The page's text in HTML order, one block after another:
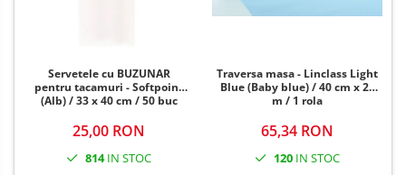
Servetele cu BUZUNAR
pentru tacamuri - Softpoint
(Alb) / 33 x 40 cm / 50 buc
25,00 RON
814IN STOC
Traversa masa - Linclass Light
Blue (Baby blue) / 40 cm x 24
m / 1 rola
65,34 RON
120 IN STOC